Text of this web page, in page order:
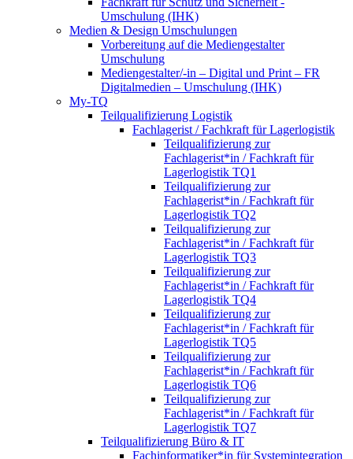
Umschulung (IHK)
Medien & Design Umschulungen
Vorbereitung auf die Mediengestalter
Umschulung
Mediengestalter/-in – Digital und Print – FR
Digitalmedien – Umschulung (IHK)
My-TQ
Teilqualifizierung Logistik
Fachlagerist / Fachkraft für Lagerlogistik
Teilqualifizierung zur
Fachlagerist*in / Fachkraft für
Lagerlogistik TQ1
Teilqualifizierung zur
Fachlagerist*in / Fachkraft für
Lagerlogistik TQ2
Teilqualifizierung zur
Fachlagerist*in / Fachkraft für
Lagerlogistik TQ3
Teilqualifizierung zur
Fachlagerist*in / Fachkraft für
Lagerlogistik TQ4
Teilqualifizierung zur
Fachlagerist*in / Fachkraft für
Lagerlogistik TQ5
Teilqualifizierung zur
Fachlagerist*in / Fachkraft für
Lagerlogistik TQ6
Teilqualifizierung zur
Fachlagerist*in / Fachkraft für
Lagerlogistik TQ7
Teilqualifizierung Büro & IT
Fachinformatiker*in für Systemintegration